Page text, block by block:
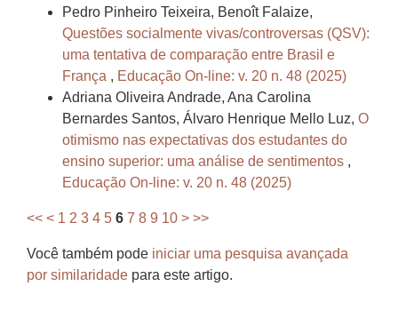
Pedro Pinheiro Teixeira, Benoît Falaize,
Questões socialmente vivas/controversas (QSV):
uma tentativa de comparação entre Brasil e
França , Educação On-line: v. 20 n. 48 (2025)
Adriana Oliveira Andrade, Ana Carolina
Bernardes Santos, Álvaro Henrique Mello Luz, O
otimismo nas expectativas dos estudantes do
ensino superior: uma análise de sentimentos ,
Educação On-line: v. 20 n. 48 (2025)
<< < 1 2 3 4 5 6 7 8 9 10 > >>
Você também pode iniciar uma pesquisa avançada
por similaridade para este artigo.